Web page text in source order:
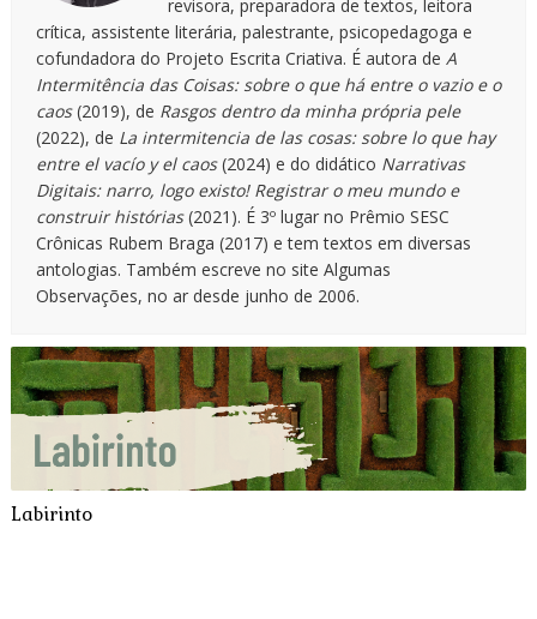
revisora, preparadora de textos, leitora
crítica, assistente literária, palestrante, psicopedagoga e
cofundadora do Projeto Escrita Criativa. É autora de A
Intermitência das Coisas: sobre o que há entre o vazio e o
caos(2019), de Rasgos dentro da minha própria pele
(2022), de La intermitencia de las cosas: sobre lo que hay
entre el vacío y el caos(2024) e do didático Narrativas
Digitais: narro, logo existo! Registrar o meu mundo e
construir histórias(2021). É 3º lugar no Prêmio SESC
Crônicas Rubem Braga (2017) e tem textos em diversas
antologias. Também escreve no site Algumas
Observações, no ar desde junho de 2006.
Labirinto